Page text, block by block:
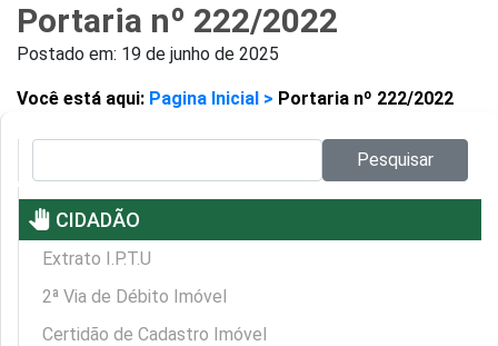
Portaria nº 222/2022
Postado em: 19 de junho de 2025
Você está aqui: Pagina Inicial > Portaria nº 222/2022
Pesquisar
pan_tool CIDADÃO
Extrato I.P.T.U
2ª Via de Débito Imóvel
Certidão de Cadastro Imóvel